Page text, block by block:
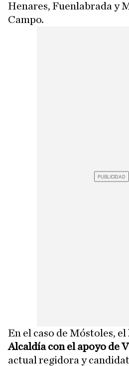
Henares, Fuenlabrada y
Campo.
En el caso de Móstoles, el
Alcaldía con el apoyo de
actual regidora y